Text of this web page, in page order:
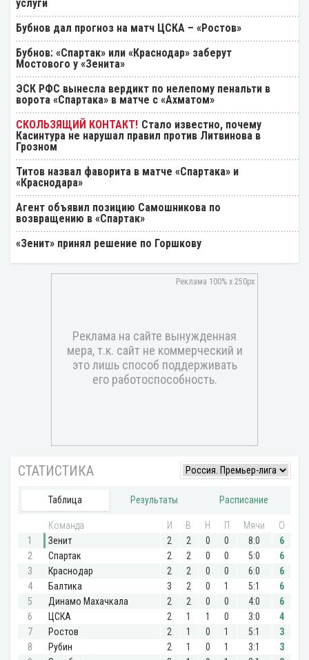
услуги
Бубнов дал прогноз на матч ЦСКА – «Ростов»
Бубнов: «Спартак» или «Краснодар» заберут
Мостового у «Зенита»
ЭСК РФС вынесла вердикт по нелепому пенальти в
ворота «Спартака» в матче с «Ахматом»
Стало известно, почему
Касинтура не нарушал правил против Литвинова в
Грозном
Титов назвал фаворита в матче «Спартака» и
«Краснодара»
Агент объявил позицию Самошникова по
возвращению в «Спартак»
«Зенит» принял решение по Горшкову